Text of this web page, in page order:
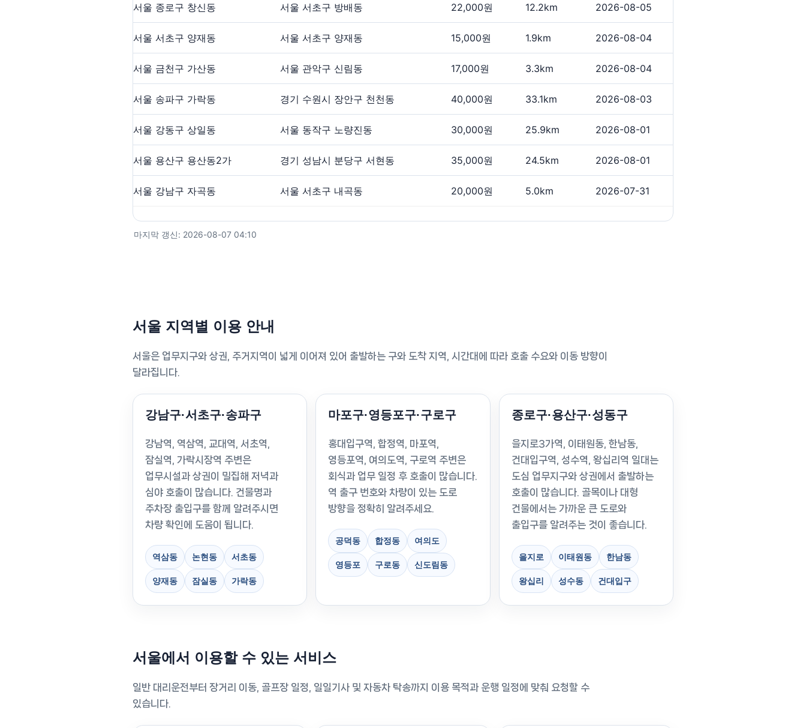
서울 종로구 창신동 서울 서초구 방배동 22,000원 12.2km 2026-08-05
서울 서초구 양재동 서울 서초구 양재동 15,000원 1.9km 2026-08-04
서울 금천구 가산동 서울 관악구 신림동 17,000원 3.3km 2026-08-04
서울 송파구 가락동 경기 수원시 장안구 천천동 40,000원 33.1km 2026-08-03
서울 강동구 상일동 서울 동작구 노량진동 30,000원 25.9km 2026-08-01
서울 용산구 용산동2가 경기 성남시 분당구 서현동 35,000원 24.5km 2026-08-01
서울 강남구 자곡동 서울 서초구 내곡동 20,000원 5.0km 2026-07-31
마지막 갱신: 2026-08-07 04:10
서울 지역별 이용 안내
서울은 업무지구와 상권, 주거지역이 넓게 이어져 있어 출발하는 구와 도착 지역, 시간대에 따라 호출 수요와 이동 방향이
달라집니다.
강남구·서초구·송파구
강남역, 역삼역, 교대역, 서초역,
잠실역, 가락시장역 주변은
업무시설과 상권이 밀집해 저녁과
심야 호출이 많습니다. 건물명과
주차장 출입구를 함께 알려주시면
차량 확인에 도움이 됩니다.
역삼동 논현동 서초동
양재동 잠실동 가락동
마포구·영등포구·구로구
홍대입구역, 합정역, 마포역,
영등포역, 여의도역, 구로역 주변은
회식과 업무 일정 후 호출이 많습니다.
역 출구 번호와 차량이 있는 도로
방향을 정확히 알려주세요.
공덕동 합정동 여의도
영등포 구로동 신도림동
종로구·용산구·성동구
을지로3가역, 이태원동, 한남동,
건대입구역, 성수역, 왕십리역 일대는
도심 업무지구와 상권에서 출발하는
호출이 많습니다. 골목이나 대형
건물에서는 가까운 큰 도로와
출입구를 알려주는 것이 좋습니다.
을지로 이태원동 한남동
왕십리 성수동 건대입구
서울에서 이용할 수 있는 서비스
일반 대리운전부터 장거리 이동, 골프장 일정, 일일기사 및 자동차 탁송까지 이용 목적과 운행 일정에 맞춰 요청할 수
있습니다.